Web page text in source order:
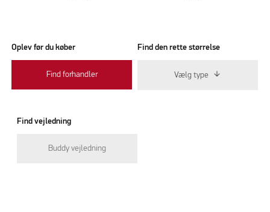
Oplev før du køber
Find forhandler
Find den rette størrelse
Vælg type
Find vejledning
Buddy vejledning